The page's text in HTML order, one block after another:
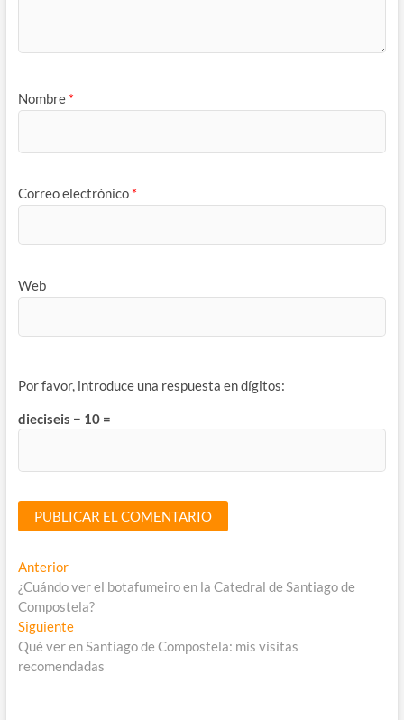
Nombre *
Correo electrónico *
Web
Por favor, introduce una respuesta en dígitos:
dieciseis − 10 =
Navegación
de
entradas
AnteriorEntrada
anterior:
¿Cuándo ver el botafumeiro en la Catedral de Santiago de
Compostela?
SiguienteEntrada
siguiente:
Qué ver en Santiago de Compostela: mis visitas
recomendadas